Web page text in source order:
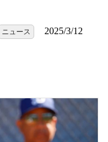
ニュース 2025/3/12